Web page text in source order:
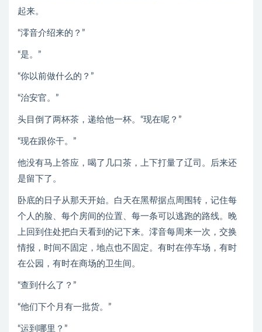
起来。
“澪音介绍来的？”
“是。”
“你以前做什么的？”
“治安官。”
头目倒了两杯茶，递给他一杯。“现在呢？”
“现在跟你干。”
他没有马上答应，喝了几口茶，上下打量了辽司。后来还
是留下了。
卧底的日子从那天开始。白天在黑帮据点周围转，记住每
个人的脸、每个房间的位置、每一条可以逃跑的路线。晚
上回到住处把白天看到的记下来。澪音每周来一次，交换
情报，时间不固定，地点也不固定。有时在停车场，有时
在公园，有时在商场的卫生间。
“查到什么了？”
“他们下个月有一批货。”
“运到哪里？”